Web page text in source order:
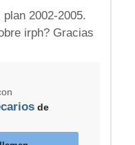
2002-2005.
irph? Gracias
de